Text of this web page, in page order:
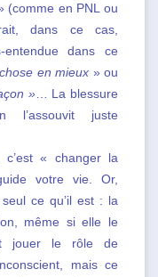
(comme en PNL ou
dans ce cas,
entendue dans ce
en mieux » ou
»… La blessure
l’assouvit juste
« changer la
votre vie. Or,
ce qu’il est : la
même si elle le
jouer le rôle de
mais ce